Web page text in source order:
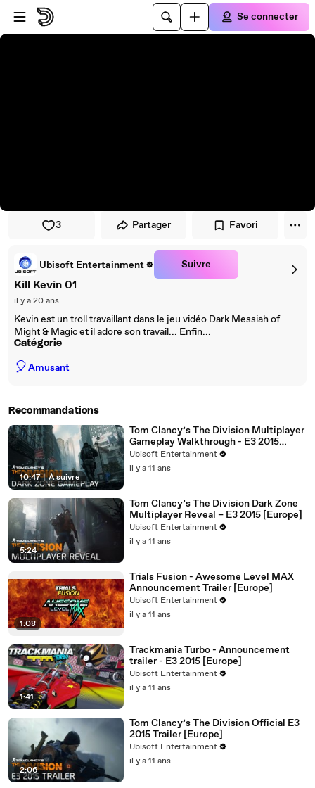
Passer au player
Passer au contenu principal
Se connecter
3 Partager Favori
Ubisoft Entertainment Suivre
Kill Kevin 01
il y a 20 ans
Kevin est un troll travaillant dans le jeu vidéo Dark Messiah of
Might & Magic et il adore son travail... Enfin...
Catégorie
🎈Amusant
Recommandations
10:47 | À suivre
Tom Clancy’s The Division Multiplayer
Gameplay Walkthrough - E3 2015
[Europe]
Ubisoft Entertainment
il y a 11 ans
5:24
Tom Clancy’s The Division Dark Zone
Multiplayer Reveal – E3 2015 [Europe]
Ubisoft Entertainment
il y a 11 ans
1:08
Trials Fusion - Awesome Level MAX
Announcement Trailer [Europe]
Ubisoft Entertainment
il y a 11 ans
1:41
Trackmania Turbo - Announcement
trailer - E3 2015 [Europe]
Ubisoft Entertainment
il y a 11 ans
2:06
Tom Clancy’s The Division Official E3
2015 Trailer [Europe]
Ubisoft Entertainment
il y a 11 ans